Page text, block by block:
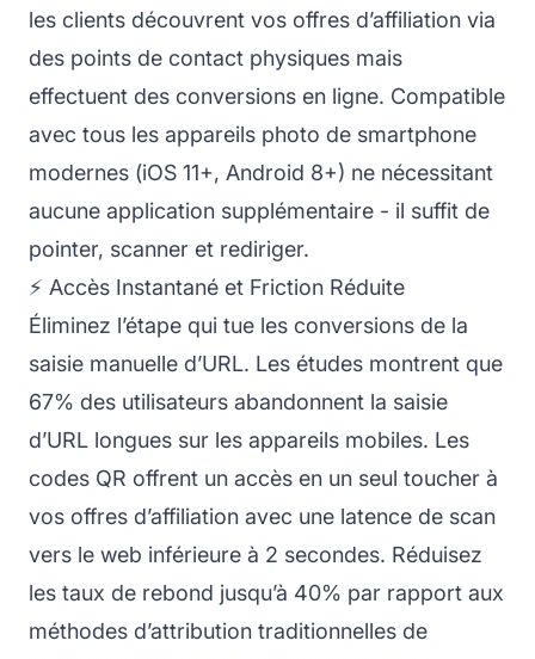
les clients découvrent vos offres d’affiliation via
des points de contact physiques mais
effectuent des conversions en ligne. Compatible
avec tous les appareils photo de smartphone
modernes (iOS 11+, Android 8+) ne nécessitant
aucune application supplémentaire - il suffit de
pointer, scanner et rediriger.
⚡ Accès Instantané et Friction Réduite
Éliminez l’étape qui tue les conversions de la
saisie manuelle d’URL. Les études montrent que
67% des utilisateurs abandonnent la saisie
d’URL longues sur les appareils mobiles. Les
codes QR offrent un accès en un seul toucher à
vos offres d’affiliation avec une latence de scan
vers le web inférieure à 2 secondes. Réduisez
les taux de rebond jusqu’à 40% par rapport aux
méthodes d’attribution traditionnelles de